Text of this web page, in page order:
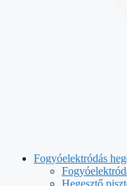
Fogyóelektródás
Hegesztő